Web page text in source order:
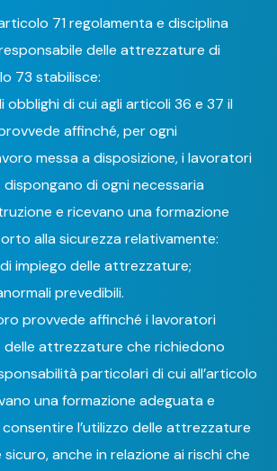
71 regolamenta e disciplina
delle attrezzature di
73 stabilisce:
obblighi di cui agli articoli 36 e 37 il
affinché, per ogni
messa a disposizione, i lavoratori
dispongano di ogni necessaria
e ricevano una formazione
alla sicurezza relativamente:
impiego delle attrezzature;
prevedibili.
provvede affinché i lavoratori
delle attrezzature che richiedono
particolari di cui all’articolo
una formazione adeguata e
l’utilizzo delle attrezzature
anche in relazione ai rischi che